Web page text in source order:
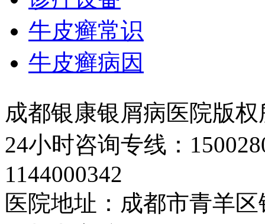
牛皮癣常识
牛皮癣病因
成都银康银屑病医院版权
24小时咨询专线：
1144000342
医院地址：成都市青羊